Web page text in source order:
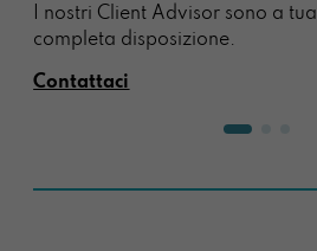
I nostri Client Advisor sono a tua
completa disposizione.
Contattaci